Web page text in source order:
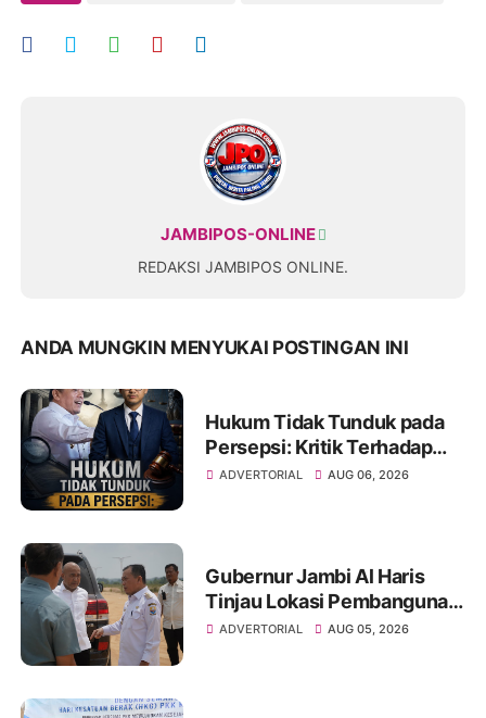
JAMBIPOS-ONLINE
REDAKSI JAMBIPOS ONLINE.
ANDA MUNGKIN MENYUKAI POSTINGAN INI
Hukum Tidak Tunduk pada
Persepsi: Kritik Terhadap
Monopoli Kebenaran oleh
ADVERTORIAL AUG 06, 2026
Gubernur Jambi Al Haris
Tinjau Lokasi Pembangunan
Sekolah Rakyat dan Lokasi
ADVERTORIAL AUG 05, 2026